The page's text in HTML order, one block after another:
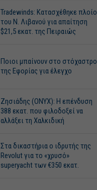
Tradewinds: Κατασχέθηκε πλοίο
του Ν. Λιβανού για απαίτηση
$21,5 εκατ. της Πειραιώς
Ποιοι μπαίνουν στο στόχαστρο
της Εφορίας για έλεγχο
Ζησιάδης (ONYX): Η επένδυση
388 εκατ. που φιλοδοξεί να
αλλάξει τη Χαλκιδική
Στα δικαστήρια ο ιδρυτής της
Revolut για το «χρυσό»
superyacht των €350 εκατ.